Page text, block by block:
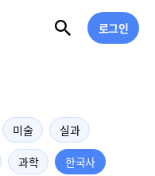
로그인
미술
실과
과학
한국사